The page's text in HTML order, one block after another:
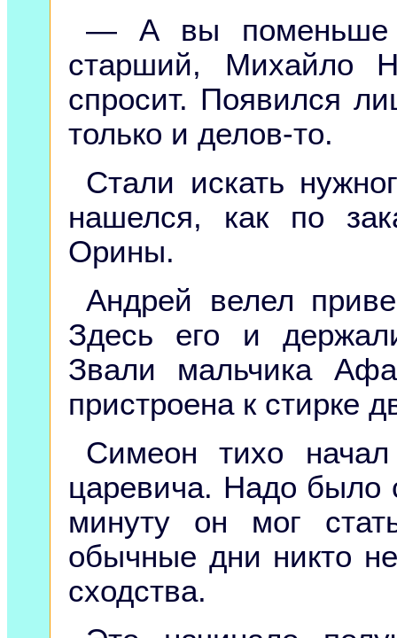
— А вы поменьше
старший, Михайло
спросит. Появился
только и делов-то.
Стали искать
нашелся, как по
Орины.
Андрей велел
Здесь его и
Звали мальчика
пристроена к стирке
Симеон тихо
царевича. Надо было
минуту он мог
обычные дни никто
сходства.